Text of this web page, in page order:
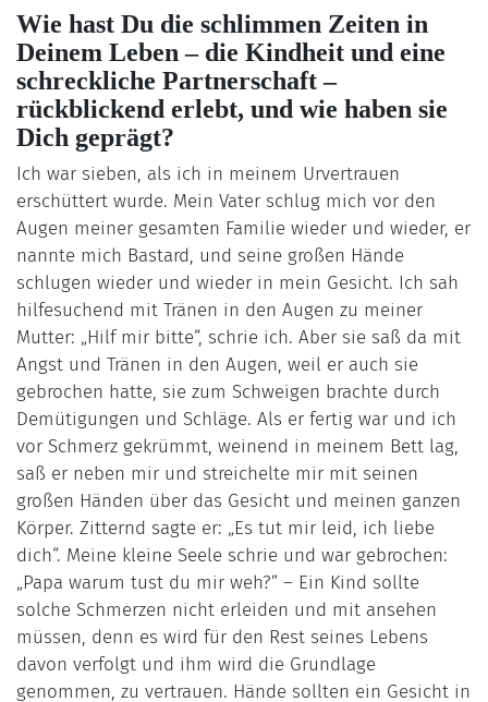
Wie hast Du die schlimmen Zeiten in
Deinem Leben – die Kindheit und eine
schreckliche Partnerschaft –
rückblickend erlebt, und wie haben sie
Dich geprägt?
Ich war sieben, als ich in meinem Urvertrauen
erschüttert wurde. Mein Vater schlug mich vor den
Augen meiner gesamten Familie wieder und wieder, er
nannte mich Bastard, und seine großen Hände
schlugen wieder und wieder in mein Gesicht. Ich sah
hilfesuchend mit Tränen in den Augen zu meiner
Mutter: „Hilf mir bitte“, schrie ich. Aber sie saß da mit
Angst und Tränen in den Augen, weil er auch sie
gebrochen hatte, sie zum Schweigen brachte durch
Demütigungen und Schläge. Als er fertig war und ich
vor Schmerz gekrümmt, weinend in meinem Bett lag,
saß er neben mir und streichelte mir mit seinen
großen Händen über das Gesicht und meinen ganzen
Körper. Zitternd sagte er: „Es tut mir leid, ich liebe
dich“. Meine kleine Seele schrie und war gebrochen:
„Papa warum tust du mir weh?” – Ein Kind sollte
solche Schmerzen nicht erleiden und mit ansehen
müssen, denn es wird für den Rest seines Lebens
davon verfolgt und ihm wird die Grundlage
genommen, zu vertrauen. Hände sollten ein Gesicht in